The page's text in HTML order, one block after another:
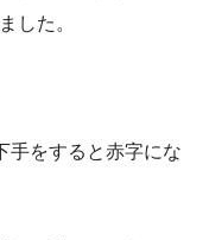
した。
手をすると赤字にな